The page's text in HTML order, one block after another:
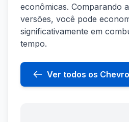
econômicas. Comparando
versões, você pode
significativamente em
tempo.
Ver todos os